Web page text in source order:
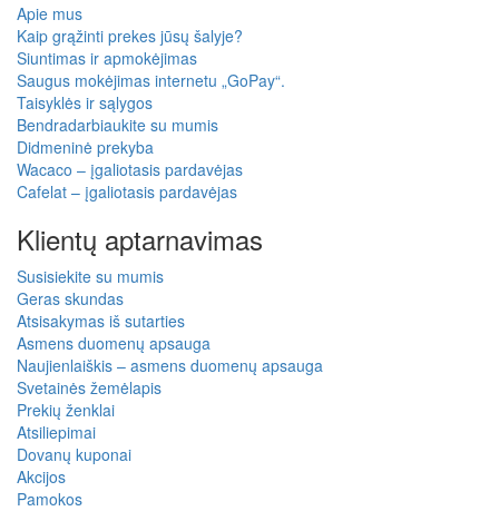
Apie mus
Kaip grąžinti prekes jūsų šalyje?
Siuntimas ir apmokėjimas
Saugus mokėjimas internetu „GoPay“.
Taisyklės ir sąlygos
Bendradarbiaukite su mumis
Didmeninė prekyba
Wacaco – įgaliotasis pardavėjas
Cafelat – įgaliotasis pardavėjas
Klientų aptarnavimas
Susisiekite su mumis
Geras skundas
Atsisakymas iš sutarties
Asmens duomenų apsauga
Naujienlaiškis – asmens duomenų apsauga
Svetainės žemėlapis
Prekių ženklai
Atsiliepimai
Dovanų kuponai
Akcijos
Pamokos